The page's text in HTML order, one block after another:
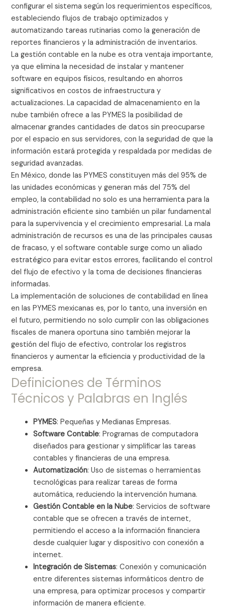
configurar el sistema según los requerimientos específicos,
estableciendo flujos de trabajo optimizados y
automatizando tareas rutinarias como la generación de
reportes financieros y la administración de inventarios.
La gestión contable en la nube es otra ventaja importante,
ya que elimina la necesidad de instalar y mantener
software en equipos físicos, resultando en ahorros
significativos en costos de infraestructura y
actualizaciones. La capacidad de almacenamiento en la
nube también ofrece a las PYMES la posibilidad de
almacenar grandes cantidades de datos sin preocuparse
por el espacio en sus servidores, con la seguridad de que la
información estará protegida y respaldada por medidas de
seguridad avanzadas.
En México, donde las PYMES constituyen más del 95% de
las unidades económicas y generan más del 75% del
empleo, la contabilidad no solo es una herramienta para la
administración eficiente sino también un pilar fundamental
para la supervivencia y el crecimiento empresarial. La mala
administración de recursos es una de las principales causas
de fracaso, y el software contable surge como un aliado
estratégico para evitar estos errores, facilitando el control
del flujo de efectivo y la toma de decisiones financieras
informadas.
La implementación de soluciones de contabilidad en línea
en las PYMES mexicanas es, por lo tanto, una inversión en
el futuro, permitiendo no solo cumplir con las obligaciones
fiscales de manera oportuna sino también mejorar la
gestión del flujo de efectivo, controlar los registros
financieros y aumentar la eficiencia y productividad de la
empresa.
Definiciones de Términos
Técnicos y Palabras en Inglés
PYMES: Pequeñas y Medianas Empresas.
Software Contable: Programas de computadora
diseñados para gestionar y simplificar las tareas
contables y financieras de una empresa.
Automatización: Uso de sistemas o herramientas
tecnológicas para realizar tareas de forma
automática, reduciendo la intervención humana.
Gestión Contable en la Nube: Servicios de software
contable que se ofrecen a través de internet,
permitiendo el acceso a la información financiera
desde cualquier lugar y dispositivo con conexión a
internet.
Integración de Sistemas: Conexión y comunicación
entre diferentes sistemas informáticos dentro de
una empresa, para optimizar procesos y compartir
información de manera eficiente.